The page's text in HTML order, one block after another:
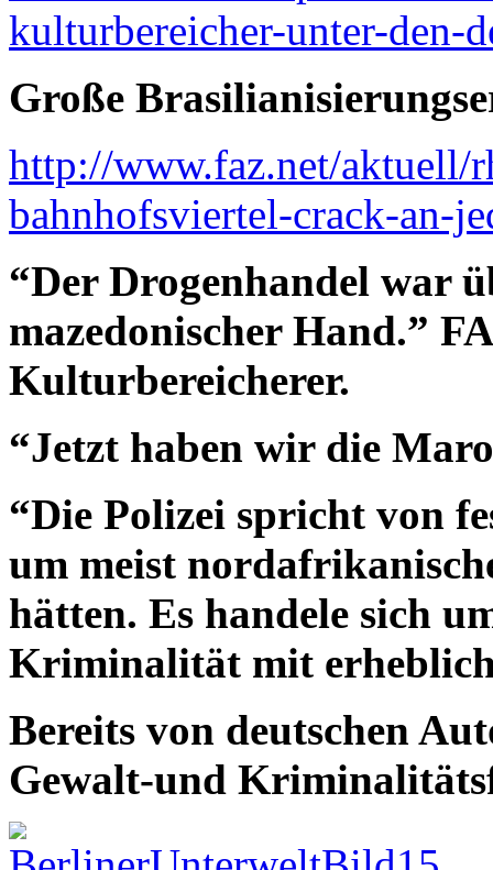
kulturbereicher-unter-den-
Große
http://www.faz.net/aktuell/
bahnhofsviertel-crack-an-
“Der Drogenhandel war
mazedonischer Hand.”
Kulturbereicherer.
“Jetzt haben wir die
“Die Polizei spricht von
um meist
hätten. Es handele sich
Kriminalität mit
Bereits von deutschen
Gewalt-und